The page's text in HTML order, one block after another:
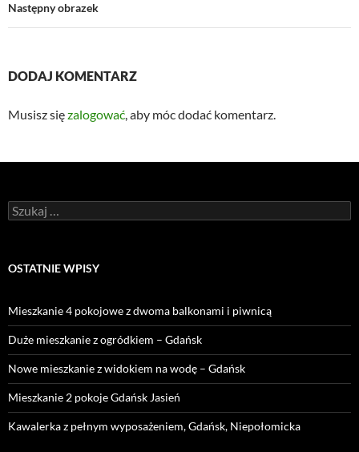
Następny obrazek
DODAJ KOMENTARZ
Musisz sięzalogować, aby móc dodać komentarz.
Szukaj:
OSTATNIE WPISY
Mieszkanie 4 pokojowe z dwoma balkonami i piwnicą
Duże mieszkanie z ogródkiem – Gdańsk
Nowe mieszkanie z widokiem na wodę – Gdańsk
Mieszkanie 2 pokoje Gdańsk Jasień
Kawalerka z pełnym wyposażeniem, Gdańsk, Niepołomicka